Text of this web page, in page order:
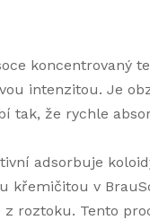
koncentrovaný
intenzitou. Je
tak, že rychle
adsorbuje
křemičitou v
roztoku. Tento